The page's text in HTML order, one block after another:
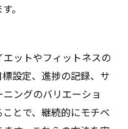
。
ットやフィットネスの
設定、進捗の記録、サ
ングのバリエーショ
とで、継続的にモチベ